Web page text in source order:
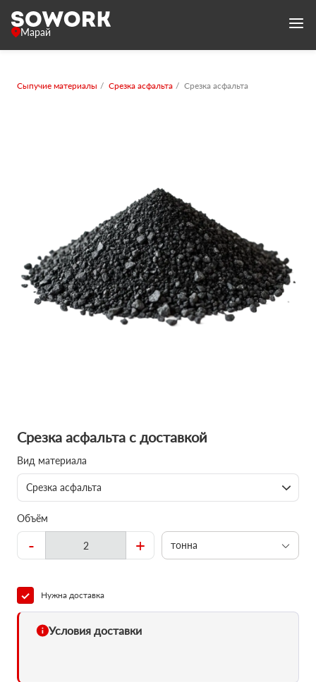
Марай
Сыпучие материалы Срезка асфальта Срезка асфальта
Срезка асфальта с доставкой
Вид материала
Срезка асфальта
Объём
- + тонна
Нужна доставка
Условия доставки